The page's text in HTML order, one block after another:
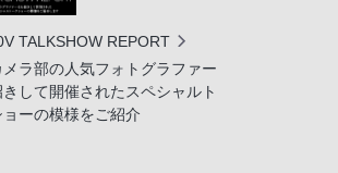
TALKSHOW REPORT
ラ部の人気フォトグラファー
きして開催されたスペシャルト
ョーの模様をご紹介